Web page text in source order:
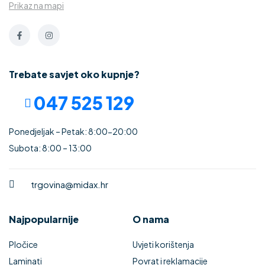
Prikaz na mapi
Trebate savjet oko kupnje?
047 525 129
Ponedjeljak – Petak: 8:00-20:00
Subota: 8:00 – 13:00
trgovina@midax.hr
Najpopularnije
Pločice
Laminati
O nama
Uvjeti korištenja
Povrat i reklamacije